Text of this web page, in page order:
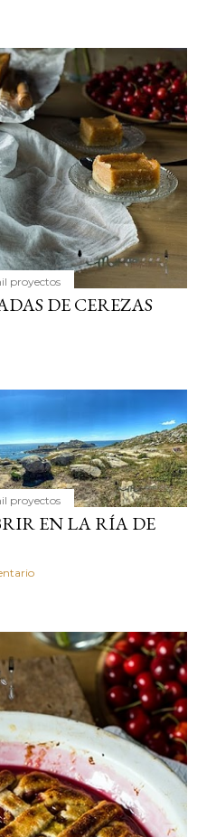
proyectos
DE CEREZAS
proyectos
EN LA RÍA DE